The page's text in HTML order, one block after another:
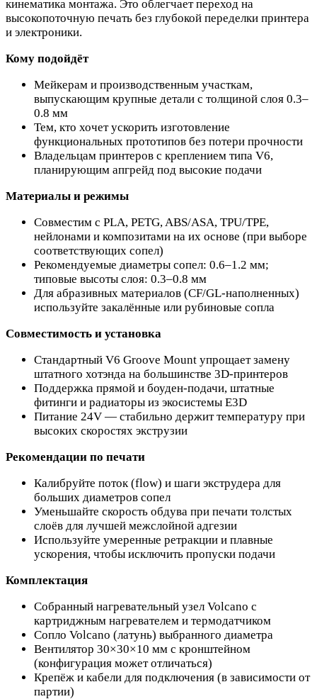
кинематика монтажа. Это облегчает переход на
высокопоточную печать без глубокой переделки принтера
и электроники.
Кому подойдёт
Мейкерам и производственным участкам,
выпускающим крупные детали с толщиной слоя 0.3–
0.8 мм
Тем, кто хочет ускорить изготовление
функциональных прототипов без потери прочности
Владельцам принтеров с креплением типа V6,
планирующим апгрейд под высокие подачи
Материалы и режимы
Совместим с PLA, PETG, ABS/ASA, TPU/TPE,
нейлонами и композитами на их основе (при выборе
соответствующих сопел)
Рекомендуемые диаметры сопел: 0.6–1.2 мм;
типовые высоты слоя: 0.3–0.8 мм
Для абразивных материалов (CF/GL‑наполненных)
используйте закалённые или рубиновые сопла
Совместимость и установка
Стандартный V6 Groove Mount упрощает замену
штатного хотэнда на большинстве 3D‑принтеров
Поддержка прямой и боуден‑подачи, штатные
фитинги и радиаторы из экосистемы E3D
Питание 24V — стабильно держит температуру при
высоких скоростях экструзии
Рекомендации по печати
Калибруйте поток (flow) и шаги экструдера для
больших диаметров сопел
Уменьшайте скорость обдува при печати толстых
слоёв для лучшей межслойной адгезии
Используйте умеренные ретракции и плавные
ускорения, чтобы исключить пропуски подачи
Комплектация
Собранный нагревательный узел Volcano с
картриджным нагревателем и термодатчиком
Сопло Volcano (латунь) выбранного диаметра
Вентилятор 30×30×10 мм с кронштейном
(конфигурация может отличаться)
Крепёж и кабели для подключения (в зависимости от
партии)